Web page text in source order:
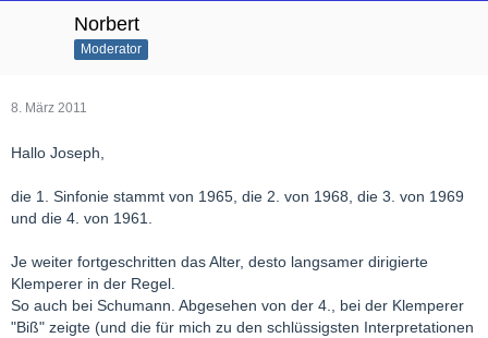
Norbert
Moderator
8. März 2011
Hallo Joseph,
die 1. Sinfonie stammt von 1965, die 2. von 1968, die 3. von 1969
und die 4. von 1961.
Je weiter fortgeschritten das Alter, desto langsamer dirigierte
Klemperer in der Regel.
So auch bei Schumann. Abgesehen von der 4., bei der Klemperer
"Biß" zeigte (und die für mich zu den schlüssigsten Interpretationen